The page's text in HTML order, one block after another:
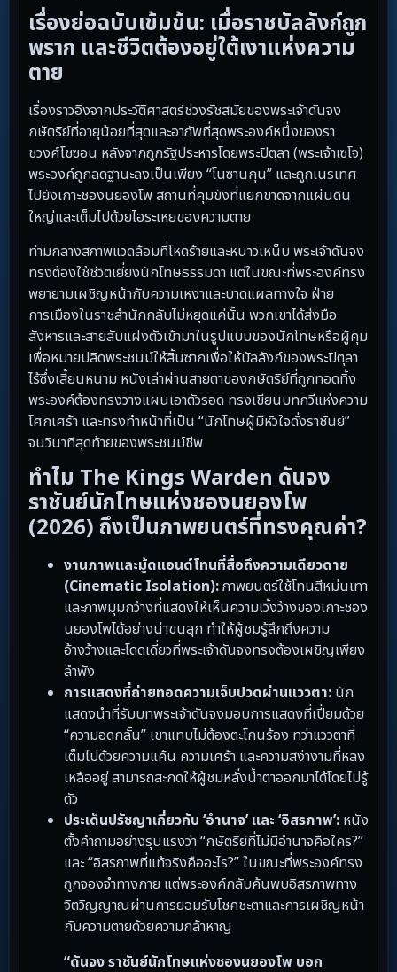
เรื่องย่อฉบับเข้มข้น: เมื่อราชบัลลังก์ถูก
พราก และชีวิตต้องอยู่ใต้เงาแห่งความ
ตาย
เรื่องราวอิงจากประวัติศาสตร์ช่วงรัชสมัยของพระเจ้าดันจง
กษัตริย์ที่อายุน้อยที่สุดและอาภัพที่สุดพระองค์หนึ่งของรา
ชวงศ์โชซอน หลังจากถูกรัฐประหารโดยพระปิตุลา (พระเจ้าเซโจ)
พระองค์ถูกลดฐานะลงเป็นเพียง “โนซานกุน” และถูกเนรเทศ
ไปยังเกาะชองนยองโพ สถานที่คุมขังที่แยกขาดจากแผ่นดิน
ใหญ่และเต็มไปด้วยไอระเหยของความตาย
ท่ามกลางสภาพแวดล้อมที่โหดร้ายและหนาวเหน็บ พระเจ้าดันจง
ทรงต้องใช้ชีวิตเยี่ยงนักโทษธรรมดา แต่ในขณะที่พระองค์ทรง
พยายามเผชิญหน้ากับความเหงาและบาดแผลทางใจ ฝ่าย
การเมืองในราชสำนักกลับไม่หยุดแค่นั้น พวกเขาได้ส่งมือ
สังหารและสายลับแฝงตัวเข้ามาในรูปแบบของนักโทษหรือผู้คุม
เพื่อหมายปลิดพระชนม์ให้สิ้นซากเพื่อให้บัลลังก์ของพระปิตุลา
ไร้ซึ่งเสี้ยนหนาม หนังเล่าผ่านสายตาของกษัตริย์ที่ถูกทอดทิ้ง
พระองค์ต้องทรงวางแผนเอาตัวรอด ทรงเขียนบทกวีแห่งความ
โศกเศร้า และทรงทำหน้าที่เป็น “นักโทษผู้มีหัวใจดั่งราชันย์”
จนวินาทีสุดท้ายของพระชนม์ชีพ
ทำไม The Kings Warden ดันจง
ราชันย์นักโทษแห่งชองนยองโพ
(2026) ถึงเป็นภาพยนตร์ที่ทรงคุณค่า?
งานภาพและมู้ดแอนด์โทนที่สื่อถึงความเดียวดาย
(Cinematic Isolation):ภาพยนตร์ใช้โทนสีหม่นเทา
และภาพมุมกว้างที่แสดงให้เห็นความเวิ้งว้างของเกาะชอง
นยองโพได้อย่างน่าขนลุก ทำให้ผู้ชมรู้สึกถึงความ
อ้างว้างและโดดเดี่ยวที่พระเจ้าดันจงทรงต้องเผชิญเพียง
ลำพัง
การแสดงที่ถ่ายทอดความเจ็บปวดผ่านแววตา: นัก
แสดงนำที่รับบทพระเจ้าดันจงมอบการแสดงที่เปี่ยมด้วย
“ความอดกลั้น” เขาแทบไม่ต้องตะโกนร้อง ทว่าแววตาที่
เต็มไปด้วยความแค้น ความเศร้า และความสง่างามที่หลง
เหลืออยู่ สามารถสะกดให้ผู้ชมหลั่งน้ำตาออกมาได้โดยไม่รู้
ตัว
ประเด็นปรัชญาเกี่ยวกับ ‘อำนาจ’ และ ‘อิสรภาพ’: หนัง
ตั้งคำถามอย่างรุนแรงว่า “กษัตริย์ที่ไม่มีอำนาจคือใคร?”
และ “อิสรภาพที่แท้จริงคืออะไร?” ในขณะที่พระองค์ทรง
ถูกจองจำทางกาย แต่พระองค์กลับค้นพบอิสรภาพทาง
จิตวิญญาณผ่านการยอมรับโชคชะตาและการเผชิญหน้า
กับความตายด้วยความกล้าหาญ
“ดันจง ราชันย์นักโทษแห่งชองนยองโพ บอก